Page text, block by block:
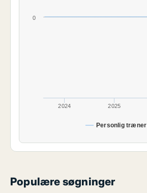
Personlig træner
2024 2025
0
Populære søgninger